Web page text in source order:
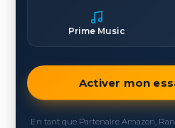
Prime Music
Activer mon
En tant que Partenaire Amazon,